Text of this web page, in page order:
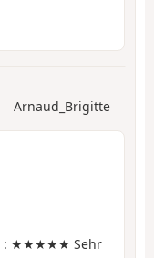
Arnaud_Brigitte
: ★★★★★ Sehr